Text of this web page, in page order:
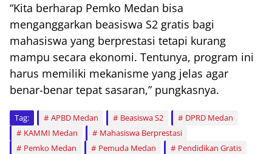
“Kita berharap Pemko Medan bisa
menganggarkan beasiswa S2 gratis bagi
mahasiswa yang berprestasi tetapi kurang
mampu secara ekonomi. Tentunya, program ini
harus memiliki mekanisme yang jelas agar
benar-benar tepat sasaran,” pungkasnya.
Tag: APBD Medan Beasiswa S2
DPRD Medan
KAMMI Medan
Mahasiswa Berprestasi
Pemko Medan
Pemuda Medan
Pendidikan Gratis